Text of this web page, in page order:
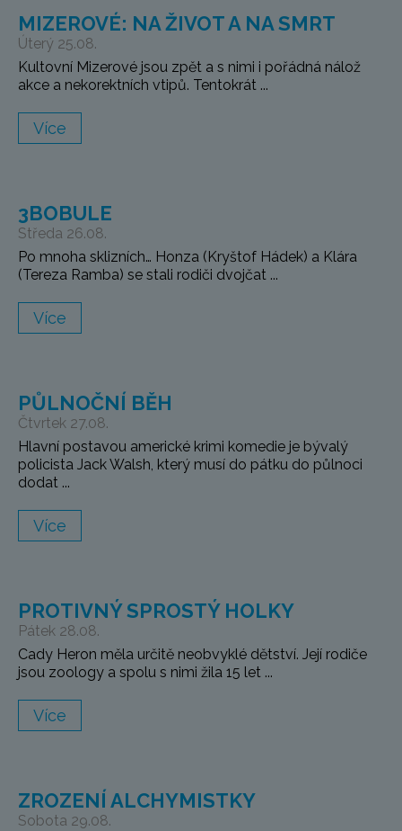
MIZEROVÉ: NA ŽIVOT A NA SMRT
Úterý 25.08.
Kultovní Mizerové jsou zpět a s nimi i pořádná nálož
akce a nekorektních vtipů. Tentokrát ...
Více
3BOBULE
Středa 26.08.
Po mnoha sklizních… Honza (Kryštof Hádek) a Klára
(Tereza Ramba) se stali rodiči dvojčat ...
Více
PŮLNOČNÍ BĚH
Čtvrtek 27.08.
Hlavní postavou americké krimi komedie je bývalý
policista Jack Walsh, který musí do pátku do půlnoci
dodat ...
Více
PROTIVNÝ SPROSTÝ HOLKY
Pátek 28.08.
Cady Heron měla určitě neobvyklé dětství. Její rodiče
jsou zoology a spolu s nimi žila 15 let ...
Více
ZROZENÍ ALCHYMISTKY
Sobota 29.08.